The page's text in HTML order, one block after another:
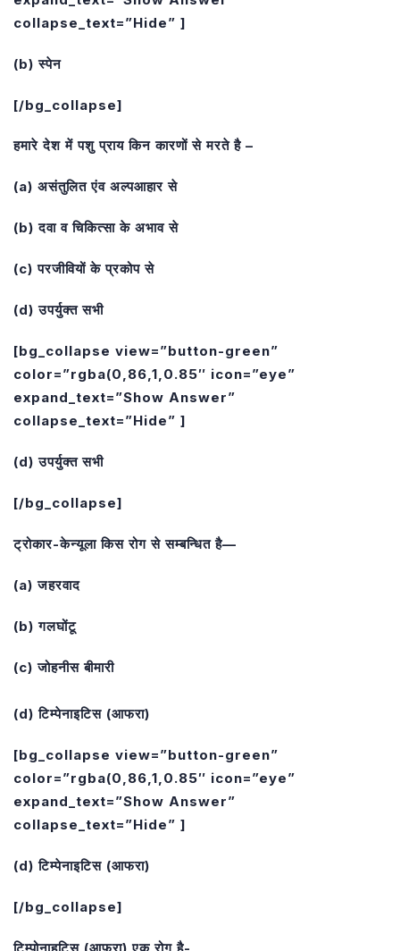
collapse_text=”Hide” ]
(b) स्पेन
[/bg_collapse]
हमारे देश में पशु प्राय किन कारणों से मरते है –
(a) असंतुलित एंव अल्पआहार से
(b) दवा व चिकित्सा के अभाव से
(c) परजीवियों के प्रकोप से
(d) उपर्युक्त सभी
[bg_collapse view=”button-green”
color=”rgba(0,86,1,0.85″ icon=”eye”
expand_text=”Show Answer”
collapse_text=”Hide” ]
(d) उपर्युक्त सभी
[/bg_collapse]
ट्रोकार-केन्यूला किस रोग से सम्बन्धित है—
(a) जहरवाद
(b) गलघोंटू
(c) जोहनीस बीमारी
(d) टिम्पेनाइटिस (आफरा)
[bg_collapse view=”button-green”
color=”rgba(0,86,1,0.85″ icon=”eye”
expand_text=”Show Answer”
collapse_text=”Hide” ]
(d) टिम्पेनाइटिस (आफरा)
[/bg_collapse]